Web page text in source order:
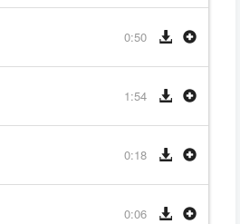
0:50
1:54
0:18
0:06